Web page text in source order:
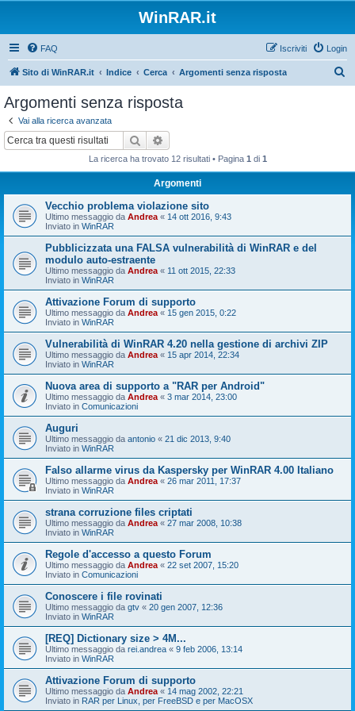
WinRAR.it
FAQ Login
Iscriviti
Sito di WinRAR.it Indice Cerca Argomenti senza risposta
Argomenti senza risposta
Vai alla ricerca avanzata
Cerca
La ricerca ha trovato 12 risultati • Pagina 1 di 1
Argomenti
Vecchio problema violazione sito
Ultimo messaggio da Andrea « 14 ott 2016, 9:43
Inviato in WinRAR
Pubblicizzata una FALSA vulnerabilità di WinRAR e del
modulo auto-estraente
Ultimo messaggio da Andrea « 11 ott 2015, 22:33
Inviato in WinRAR
Attivazione Forum di supporto
Ultimo messaggio da Andrea « 15 gen 2015, 0:22
Inviato in WinRAR
Vulnerabilità di WinRAR 4.20 nella gestione di archivi ZIP
Ultimo messaggio da Andrea « 15 apr 2014, 22:34
Inviato in WinRAR
Nuova area di supporto a "RAR per Android"
Ultimo messaggio da Andrea « 3 mar 2014, 23:00
Inviato in Comunicazioni
Auguri
Ultimo messaggio da antonio « 21 dic 2013, 9:40
Inviato in WinRAR
Falso allarme virus da Kaspersky per WinRAR 4.00 Italiano
Ultimo messaggio da Andrea « 26 mar 2011, 17:37
Inviato in WinRAR
strana corruzione files criptati
Ultimo messaggio da Andrea « 27 mar 2008, 10:38
Inviato in WinRAR
Regole d'accesso a questo Forum
Ultimo messaggio da Andrea « 22 set 2007, 15:20
Inviato in Comunicazioni
Conoscere i file rovinati
Ultimo messaggio da gtv « 20 gen 2007, 12:36
Inviato in WinRAR
[REQ] Dictionary size > 4M...
Ultimo messaggio da rei.andrea « 9 feb 2006, 13:14
Inviato in WinRAR
Attivazione Forum di supporto
Ultimo messaggio da Andrea « 14 mag 2002, 22:21
Inviato in RAR per Linux, per FreeBSD e per MacOSX